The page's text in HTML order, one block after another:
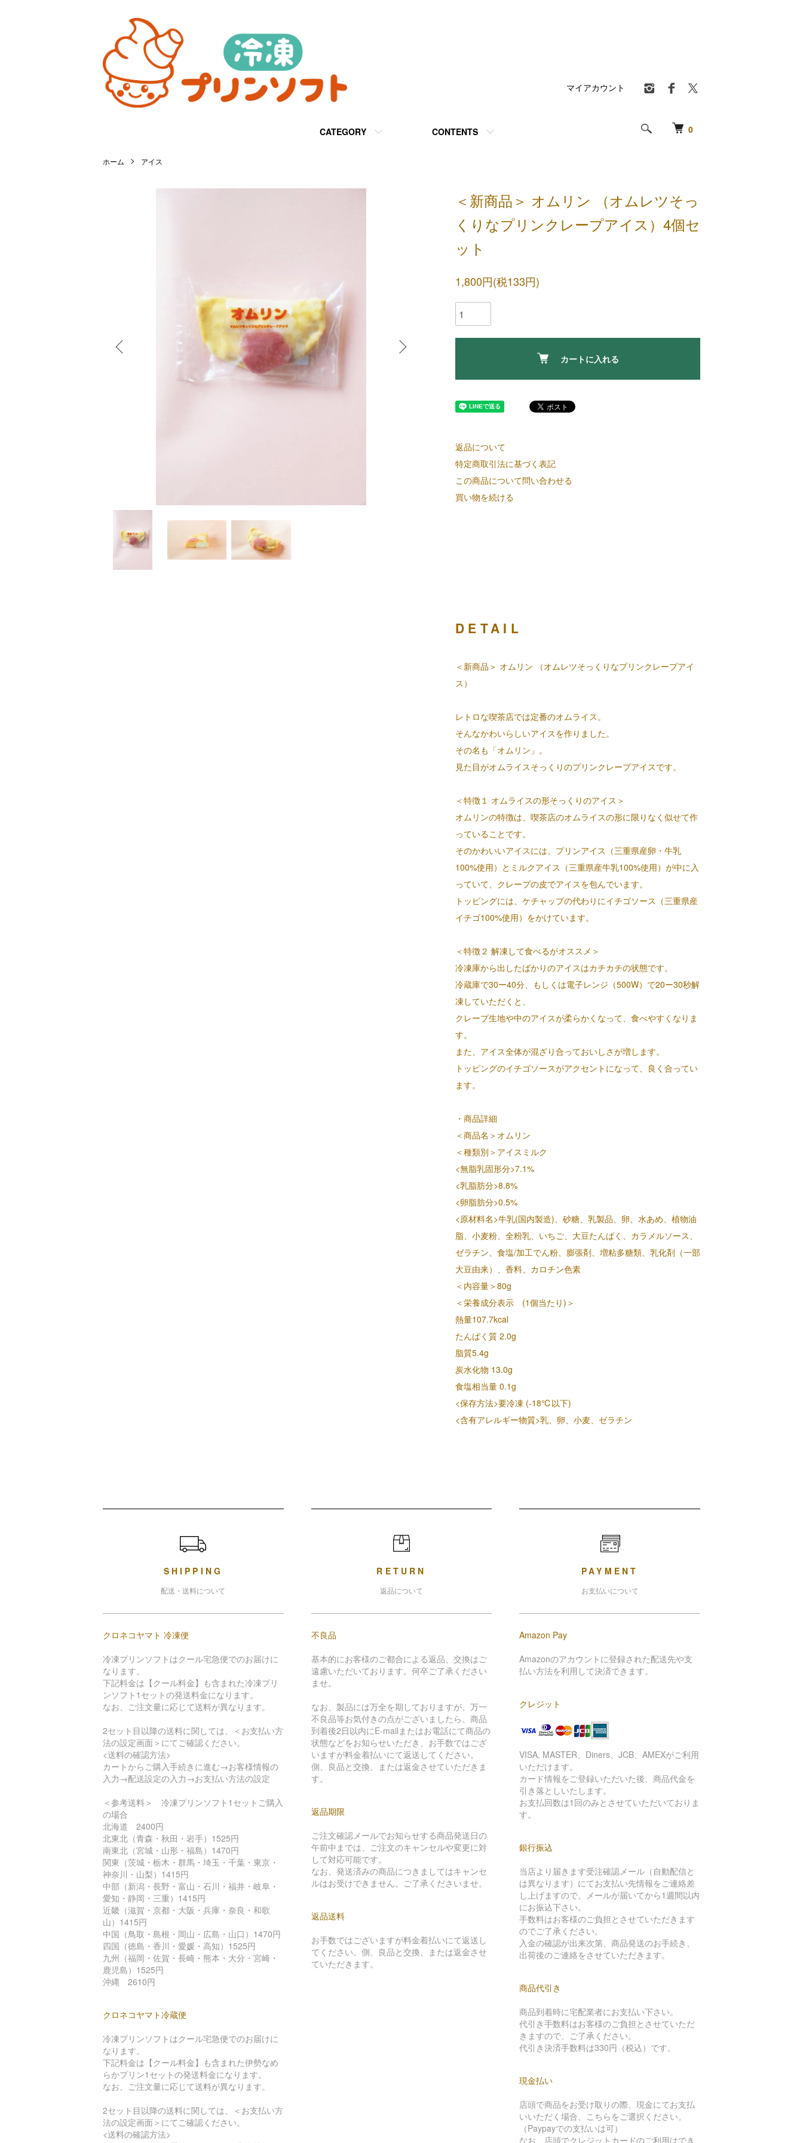
0
CATEGORY CONTENTS
マイアカウント
ホーム アイス
＜新商品＞ オムリン （オムレツそっ
くりなプリンクレープアイス）4個セ
ット
1,800円(税133円)
カートに入れる
返品について
特定商取引法に基づく表記
この商品について問い合わせる
買い物を続ける
DETAIL
＜新商品＞ オムリン （オムレツそっくりなプリンクレープアイ
ス）
レトロな喫茶店では定番のオムライス。
そんなかわいらしいアイスを作りました。
その名も「オムリン」。
見た目がオムライスそっくりのプリンクレープアイスです。
＜特徴１ オムライスの形そっくりのアイス＞
オムリンの特徴は、喫茶店のオムライスの形に限りなく似せて作
っていることです。
そのかわいいアイスには、プリンアイス（三重県産卵・牛乳
100%使用）とミルクアイス（三重県産牛乳100%使用）が中に入
っていて、クレープの皮でアイスを包んでいます。
トッピングには、ケチャップの代わりにイチゴソース（三重県産
イチゴ100%使用）をかけています。
＜特徴２ 解凍して食べるがオススメ＞
冷凍庫から出したばかりのアイスはカチカチの状態です。
冷蔵庫で30ー40分、もしくは電子レンジ（500W）で20ー30秒解
凍していただくと、
クレープ生地や中のアイスが柔らかくなって、食べやすくなりま
す。
また、アイス全体が混ざり合っておいしさが増します。
トッピングのイチゴソースがアクセントになって、良く合ってい
ます。
・商品詳細
＜商品名＞オムリン
＜種類別＞アイスミルク
<無脂乳固形分>7.1%
<乳脂肪分>8.8%
<卵脂肪分>0.5%
<原材料名>牛乳(国内製造)、砂糖、乳製品、卵、水あめ、植物油
脂、小麦粉、全粉乳、いちご、大豆たんぱく、カラメルソース、
ゼラチン、食塩/加工でん粉、膨張剤、増粘多糖類、乳化剤（一部
大豆由来）、香料、カロチン色素
＜内容量＞80g
＜栄養成分表示 (1個当たり)＞
熱量107.7kcal
たんぱく質 2.0g
脂質5.4g
炭水化物 13.0g
食塩相当量 0.1g
<保存方法>要冷凍 (-18℃以下)
<含有アレルギー物質>乳、卵、小麦、ゼラチン
SHIPPING
配送・送料について
クロネコヤマト 冷凍便
冷凍プリンソフトはクール宅急便でのお届けに
なります。
下記料金は【クール料金】も含まれた冷凍プリ
ンソフト1セットの発送料金になります。
なお、ご注文量に応じて送料が異なります。
2セット目以降の送料に関しては、＜お支払い方
法の設定画面＞にてご確認ください。
<送料の確認方法>
カートからご購入手続きに進む→お客様情報の
入力→配送設定の入力→お支払い方法の設定
＜参考送料＞ 冷凍プリンソフト1セットご購入
の場合
北海道 2400円
北東北（青森・秋田・岩手）1525円
南東北（宮城・山形・福島）1470円
関東（茨城・栃木・群馬・埼玉・千葉・東京・
神奈川・山梨）1415円
中部（新潟・長野・富山・石川・福井・岐阜・
愛知・静岡・三重）1415円
近畿（滋賀・京都・大阪・兵庫・奈良・和歌
山）1415円
中国（鳥取・島根・岡山・広島・山口）1470円
四国（徳島・香川・愛媛・高知）1525円
九州（福岡・佐賀・長崎・熊本・大分・宮崎・
鹿児島）1525円
沖縄 2610円
クロネコヤマト冷蔵便
冷凍プリンソフトはクール宅急便でのお届けに
なります。
下記料金は【クール料金】も含まれた伊勢なめ
らかプリン1セットの発送料金になります。
なお、ご注文量に応じて送料が異なります。
2セット目以降の送料に関しては、＜お支払い方
法の設定画面＞にてご確認ください。
<送料の確認方法>
RETURN
返品について
不良品
基本的にお客様のご都合による返品、交換はご
遠慮いただいております。何卒ご了承ください
ませ。
なお、製品には万全を期しておりますが、万一
不良品等お気付きの点がございましたら、商品
到着後2日以内にE-mailまたはお電話にて商品の
状態などをお知らせいただき、お手数ではござ
いますが料金着払いにて返送してください。
側、良品と交換、または返金させていただきま
す。
返品期限
ご注文確認メールでお知らせする商品発送日の
午前中までは、ご注文のキャンセルや変更に対
して対応可能です。
なお、発送済みの商品につきましてはキャンセ
ルはお受けできません。ご了承くださいませ。
返品送料
お手数ではございますが料金着払いにて返送し
てください。側、良品と交換、または返金させ
ていただきます。
PAYMENT
お支払いについて
Amazon Pay
Amazonのアカウントに登録された配送先や支
払い方法を利用して決済できます。
クレジット
VISA, MASTER、Diners、JCB、AMEXがご利用
いただけます。
カード情報をご登録いただいた後、商品代金を
引き落としいたします。
お支払回数は1回のみとさせていただいておりま
す。
銀行振込
当店より届きます受注確認メール（自動配信と
は異なります）にてお支払い先情報をご連絡差
し上げますので、メールが届いてから1週間以内
にお振込下さい。
手数料はお客様のご負担とさせていただきます
のでご了承ください。
入金の確認が出来次第、商品発送のお手続き、
出荷後のご連絡をさせていただきます。
商品代引き
商品到着時に宅配業者にお支払い下さい。
代引き手数料はお客様のご負担とさせていただ
きますので、ご了承ください。
代引き決済手数料は330円（税込）です。
現金払い
店頭で商品をお受け取りの際、現金にてお支払
いいただく場合、こちらをご選択ください。
（Paypayでの支払いは可）
なお、店頭でクレジットカードのご利用はでき